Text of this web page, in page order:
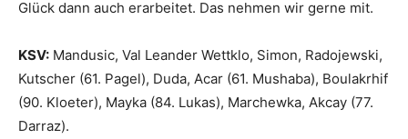
Glück dann auch erarbeitet. Das nehmen wir gerne mit.
KSV: Mandusic, Val Leander Wettklo, Simon, Radojewski,
Kutscher (61. Pagel), Duda, Acar (61. Mushaba), Boulakrhif
(90. Kloeter), Mayka (84. Lukas), Marchewka, Akcay (77.
Darraz).